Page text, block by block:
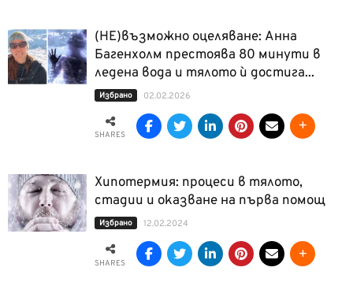
(НЕ)възможно оцеляване: Анна
Багенхолм престоява 80 минути в
ледена вода и тялото ѝ достига...
Избрано 02.02.2026
SHARES
Хипотермия: процеси в тялото,
стадии и оказване на първа помощ
Избрано 12.02.2024
SHARES